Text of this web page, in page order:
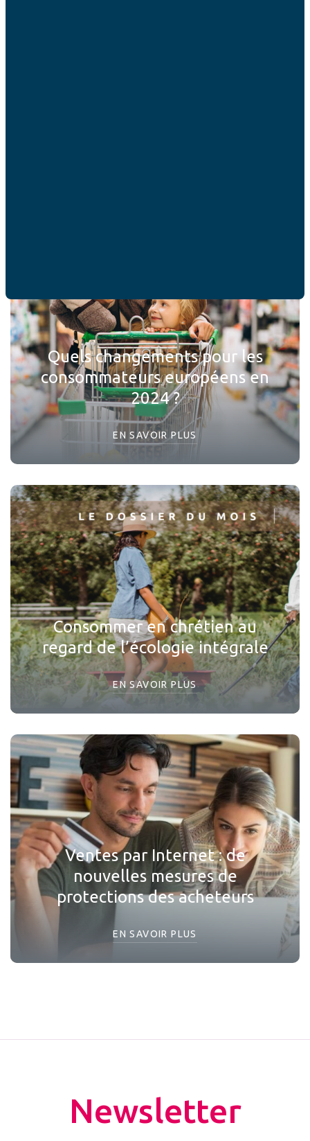
Quels changements pour les
consommateurs européens en
2024 ?
EN SAVOIR PLUS
Consommer en chrétien au
regard de l’écologie intégrale
EN SAVOIR PLUS
Ventes par Internet : de
nouvelles mesures de
protections des acheteurs
EN SAVOIR PLUS
Newsletter